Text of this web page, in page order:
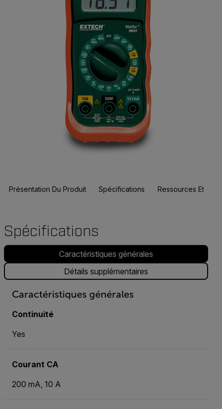
Présentation Du Produit Spécifications Ressources Et
Spécifications
Caractéristiques générales
Détails supplémentaires
Caractéristiques générales
Continuité
Yes
Courant CA
200 mA, 10 A